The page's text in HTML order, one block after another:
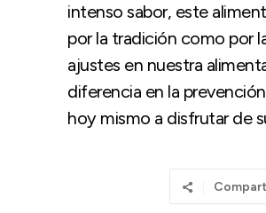
intenso sabor, este
por la tradición como por
ajustes en nuestra
diferencia en la
hoy mismo a disfrutar de